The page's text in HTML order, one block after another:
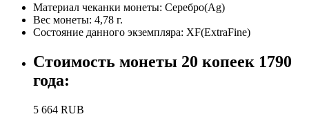
Материал чеканки монеты: Серебро(Ag)
Вес монеты: 4,78 г.
Состояние данного экземпляра: XF(ExtraFine)
Стоимость монеты 20 копеек 1790
года:
5 664 RUB